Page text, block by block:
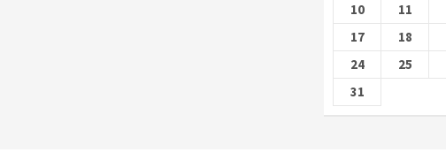
10
11
17
18
24
25
31